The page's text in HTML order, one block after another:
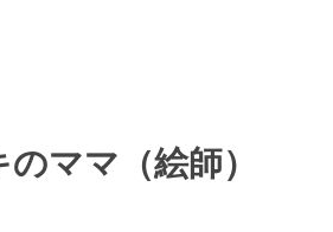
ママ（絵師）